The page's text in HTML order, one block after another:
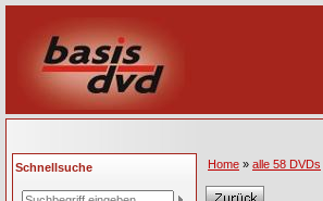
Schnellsuche Home » alle 58 DVDs